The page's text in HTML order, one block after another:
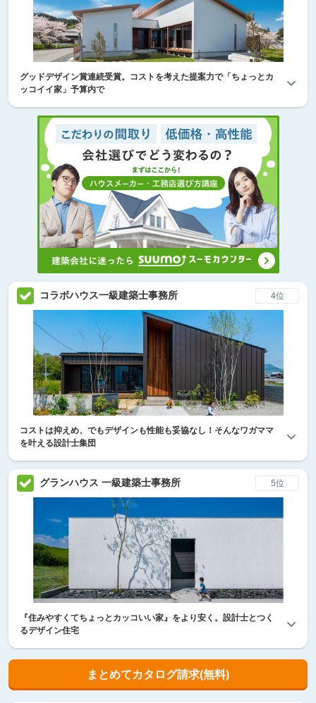
グッドデザイン賞連続受賞。コストを考えた提案力で「ちょっとカ
ッコイイ家」予算内で
コラボハウス一級建築士事務所 4位
コストは抑えめ、でもデザインも性能も妥協なし！そんなワガママ
を叶える設計士集団
グランハウス 一級建築士事務所 5位
『住みやすくてちょっとカッコいい家』をより安く。設計士とつく
るデザイン住宅
まとめてカタログ請求(無料)